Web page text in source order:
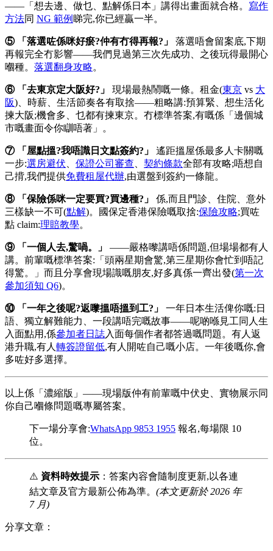
——「想去邊、做乜、點解係日本」講得出畫面就合格。 寫作
方法同 NG 範例 睇完,你已經贏一半。
⑤ 「落選咗係咪好瘀?仲有冇得再報?」
落選唔會留案底,下期
再報完全冇影響——我們見過第三次先成功、之後玩得最開心
嗰種。 落選翻身攻略。
⑥ 「去東京定大阪好?」 現場最熱鬧嘅一條。租金(東京 vs 大
阪)、時薪、生活節奏各有取捨——粗略講:預算緊、想生活化
揀大阪;機會多、乜都有揀東京。冇標準答案,有嘅係「邊個城
市嘅畫面令你瞓唔著」。
⑦ 「屋點搵?我唔識日文點簽約?」
遙距搵屋係最多人卡關嘅
一步:選房避伏 保證公司審查 契約條款全部有攻略;唔想自
己揹,我們提供免費租屋代辦,由選盤到簽約一條龍。
⑧ 「保險係咪一定要買?買邊種?」
係,而且門診、住院、意外
三樣缺一不可(點解)。國保定香港保險嘅取捨:保險攻略;買咗
點 claim:理賠教學。
⑨ 「一個人去,驚喎。」
——嚴格嚟講唔係問題,但場場都有人
講。前輩嘅標準答案:「頭兩星期會驚,第三星期你會忙到唔記
得驚。」而且分享會現場識嘅朋友,好多真係一齊出發(第一次
參加須知 Q6)。
⑩ 「一年之後呢?返嚟搵唔搵到工?」
一年日本生活俾你嘅:日
語、獨立解難能力、一段講唔完嘅故事——呢啲喺見工同人生
入面點用,係參加者日誌入面每個作者都答過嘅問題。有人返
港升職,有人 轉簽證留低,有人開咗自己嘅小店。一年後嘅你,會
多咗好多選擇。
以上係「濃縮版」——現場版仲有前輩嘅中伏史、實物展示同
你自己嗰條問題嘅專屬答案。
下一場分享會:WhatsApp 9853 1955 報名,每場限 10
位。
⚠️ 資料時效提示 ：答案內容會隨制度更新,以各連
結文章及官方最新公佈為準。 (本文更新於 2026 年
7 月)
分享文章：